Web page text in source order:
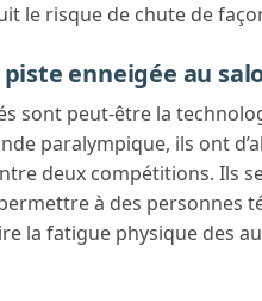
le risque de chute de
enneigée au
sont peut-être la
paralympique, ils ont
deux compétitions. Ils
à des personnes
la fatigue physique des